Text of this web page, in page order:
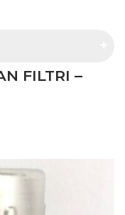
FILTRI –